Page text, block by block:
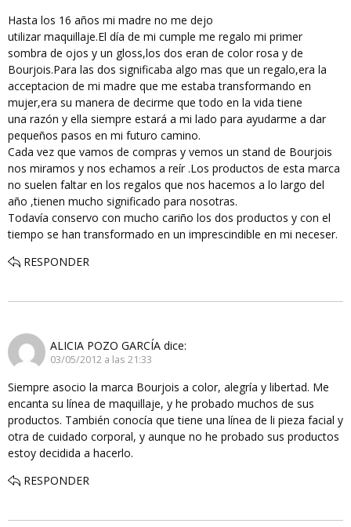
Hasta los 16 años mi madre no me dejo
utilizar maquillaje.El día de mi cumple me regalo mi primer
sombra de ojos y un gloss,los dos eran de color rosa y de
Bourjois.Para las dos significaba algo mas que un regalo,era la
acceptacion de mi madre que me estaba transformando en
mujer,era su manera de decirme que todo en la vida tiene
una razón y ella siempre estará a mi lado para ayudarme a dar
pequeños pasos en mi futuro camino.
Cada vez que vamos de compras y vemos un stand de Bourjois
nos miramos y nos echamos a reír .Los productos de esta marca
no suelen faltar en los regalos que nos hacemos a lo largo del
año ,tienen mucho significado para nosotras.
Todavía conservo con mucho cariño los dos productos y con el
tiempo se han transformado en un imprescindible en mi neceser.
RESPONDER
ALICIA POZO GARCÍA dice:
03/05/2012 a las 21:33
Siempre asocio la marca Bourjois a color, alegría y libertad. Me
encanta su línea de maquillaje, y he probado muchos de sus
productos. También conocía que tiene una línea de li pieza facial y
otra de cuidado corporal, y aunque no he probado sus productos
estoy decidida a hacerlo.
RESPONDER